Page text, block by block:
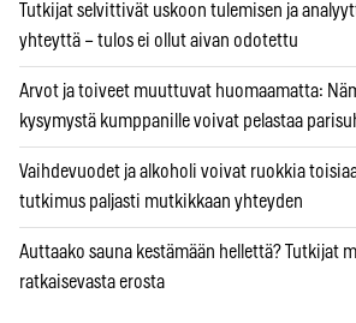
Tutkijat selvittivät uskoon tulemisen ja
yhteyttä – tulos ei ollut aivan odotettu
Arvot ja toiveet muuttuvat huomaamatta:
kysymystä kumppanille voivat pelastaa
Vaihdevuodet ja alkoholi voivat ruokkia
tutkimus paljasti mutkikkaan yhteyden
Auttaako sauna kestämään hellettä? Tutkijat
ratkaisevasta erosta